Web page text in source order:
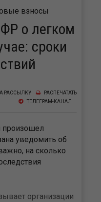
взносы
о легком
сроки
РАСПЕЧАТАТЬ
РАССЫЛКУ
ТЕЛЕГРАМ-КАНАЛ
произошел
уведомить об
на сколько
организации